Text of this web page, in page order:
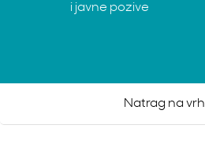
i javne pozive
Natrag na vrh